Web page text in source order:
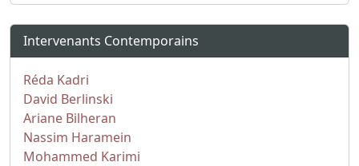
Intervenants Contemporains
Réda Kadri
David Berlinski
Ariane Bilheran
Nassim Haramein
Mohammed Karimi